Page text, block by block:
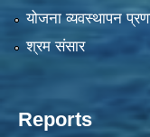
योजना व्यवस्थापन
श्रम संसार
Reports